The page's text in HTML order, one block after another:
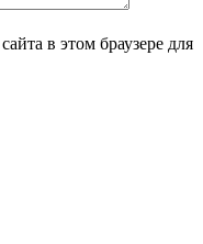
в этом браузере для